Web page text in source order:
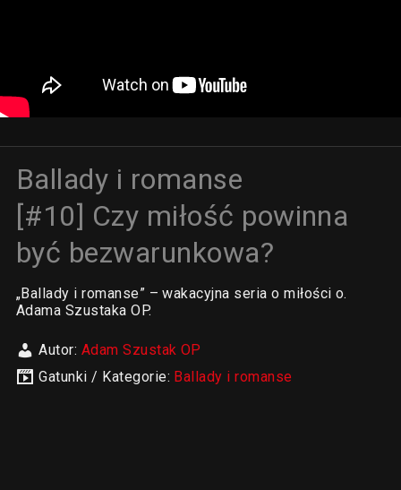
Ballady i romanse
[#10] Czy miłość powinna
być bezwarunkowa?
„Ballady i romanse” – wakacyjna seria o miłości o.
Adama Szustaka OP.
Autor: Adam Szustak OP
Gatunki / Kategorie: Ballady i romanse